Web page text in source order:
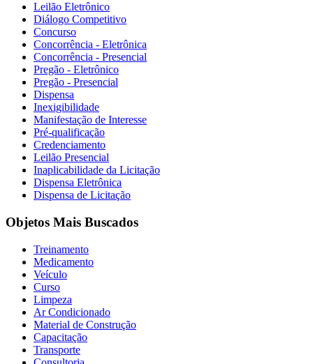
Leilão Eletrônico
Diálogo Competitivo
Concurso
Concorrência - Eletrônica
Concorrência - Presencial
Pregão - Eletrônico
Pregão - Presencial
Dispensa
Inexigibilidade
Manifestação de Interesse
Pré-qualificação
Credenciamento
Leilão Presencial
Inaplicabilidade da Licitação
Dispensa Eletrônica
Dispensa de Licitação
Objetos Mais Buscados
Treinamento
Medicamento
Veículo
Curso
Limpeza
Ar Condicionado
Material de Construção
Capacitação
Transporte